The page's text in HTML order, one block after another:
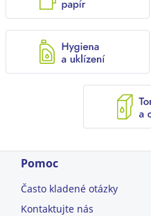
Pomoc
Často kladené otázky
Kontaktujte nás